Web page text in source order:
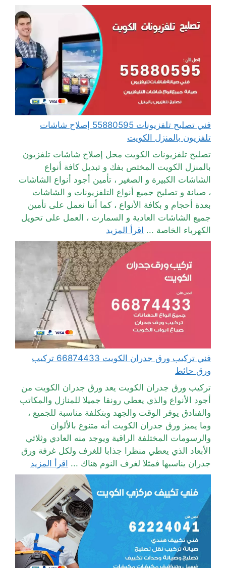
فني تصليح تلفزيونات 55880595 إصلاح شاشات
تلفزيون بالمنزل الكويت
تصليح تلفزيونات الكويت محل إصلاح شاشات تلفزيون
بالمنزل الكويت المختص بفك و تبديل كافة أنواع
الشاشات الكبيرة و الصغير ، تأمين أجود أنواع الشاشات
، صيانة و تصليح جميع أنواع التلفزيونات و الشاشات
بعدة أحجام و بكافة الأنواع ، كما أننا نعمل على تأمين
جميع الشاشات العادية و السمارت ، العمل على تحويل
الكهرباء الخاصة ... اقرأ المزيد
فني تركيب ورق جدران الكويت 66874433 تركيب
ورق حائط
تركيب ورق جدران الكويت يعد ورق جدران الكويت من
أجود الأنواع والذي يعطي رونقا جميلا للمنازل والمكاتب
والفنادق يوفر الوقت والجهد وبتكلفة مناسبة للجميع ،
وما يميز ورق جدران الكويت أنه متنوع بالألوان
والرسومات المختلفة الراقية ويوجد منه العادي وثلاثي
الأبعاد الذي يعطي منظرا جذابا للغرف ولكل غرفة ورق
جدران يناسبها فمثلا لغرف النوم هناك ... اقرأ المزيد